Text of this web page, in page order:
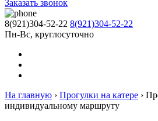
Заказать звонок
8(921)304-52-22 8(921)304-52-22
Пн-Вс, круглосуточно
На главную › Прогулки на катере ›
индивидуальному маршруту